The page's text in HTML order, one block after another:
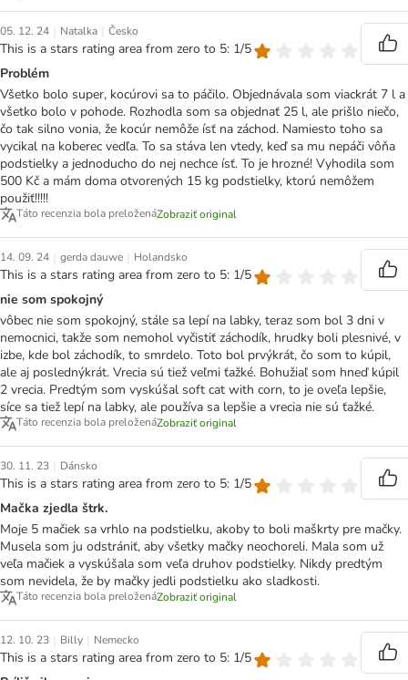
05. 12. 24 | Natalka | Česko
This is a stars rating area from zero to 5: 1/5
Problém
Všetko bolo super, kocúrovi sa to páčilo. Objednávala som viackrát 7 l a
všetko bolo v pohode. Rozhodla som sa objednať 25 l, ale prišlo niečo,
čo tak silno vonia, že kocúr nemôže ísť na záchod. Namiesto toho sa
vycikal na koberec vedľa. To sa stáva len vtedy, keď sa mu nepáči vôňa
podstielky a jednoducho do nej nechce ísť. To je hrozné! Vyhodila som
500 Kč a mám doma otvorených 15 kg podstielky, ktorú nemôžem
použiť!!!!!
Táto recenzia bola preloženáZobraziť original
14. 09. 24 | gerda dauwe | Holandsko
This is a stars rating area from zero to 5: 1/5
nie som spokojný
vôbec nie som spokojný, stále sa lepí na labky, teraz som bol 3 dni v
nemocnici, takže som nemohol vyčistiť záchodík, hrudky boli plesnivé, v
izbe, kde bol záchodík, to smrdelo. Toto bol prvýkrát, čo som to kúpil,
ale aj poslednýkrát. Vrecia sú tiež veľmi ťažké. Bohužiaľ som hneď kúpil
2 vrecia. Predtým som vyskúšal soft cat with corn, to je oveľa lepšie,
síce sa tiež lepí na labky, ale používa sa lepšie a vrecia nie sú ťažké.
Táto recenzia bola preloženáZobraziť original
30. 11. 23 | Dánsko
This is a stars rating area from zero to 5: 1/5
Mačka zjedla štrk.
Moje 5 mačiek sa vrhlo na podstielku, akoby to boli maškrty pre mačky.
Musela som ju odstrániť, aby všetky mačky neochoreli. Mala som už
veľa mačiek a vyskúšala som veľa druhov podstielky. Nikdy predtým
som nevidela, že by mačky jedli podstielku ako sladkosti.
Táto recenzia bola preloženáZobraziť original
12. 10. 23 | Billy | Nemecko
This is a stars rating area from zero to 5: 1/5